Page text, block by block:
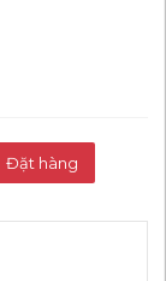
Đặt hàng